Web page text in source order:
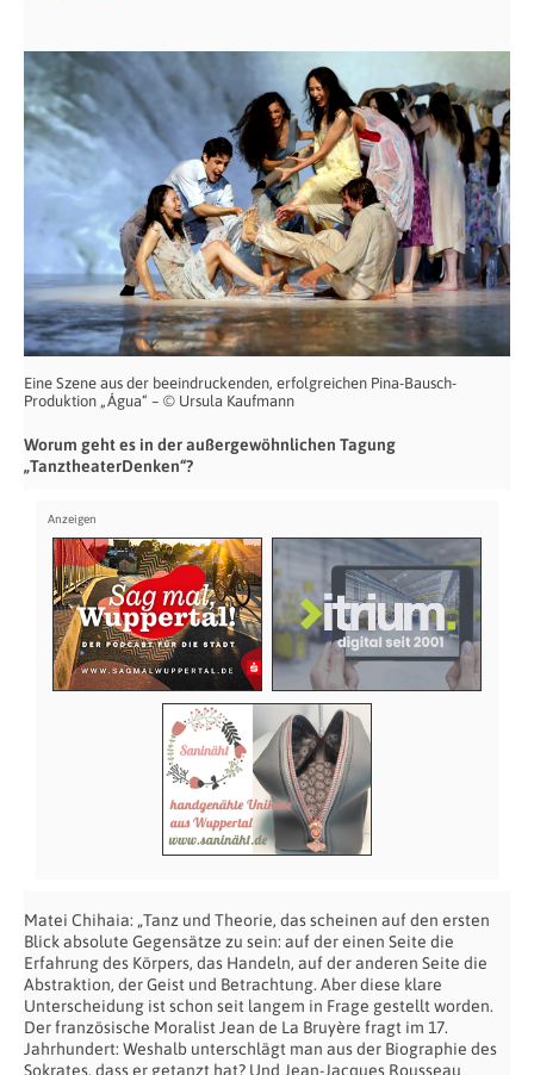
Eine Szene aus der beeindruckenden, erfolgreichen Pina-Bausch-
Produktion „Água“ – © Ursula Kaufmann
Worum geht es in der außergewöhnlichen Tagung
„TanztheaterDenken“?
Matei Chihaia: „Tanz und Theorie, das scheinen auf den ersten
Blick absolute Gegensätze zu sein: auf der einen Seite die
Erfahrung des Körpers, das Handeln, auf der anderen Seite die
Abstraktion, der Geist und Betrachtung. Aber diese klare
Unterscheidung ist schon seit langem in Frage gestellt worden.
Der französische Moralist Jean de La Bruyère fragt im 17.
Jahrhundert: Weshalb unterschlägt man aus der Biographie des
Sokrates, dass er getanzt hat? Und Jean-Jacques Rousseau